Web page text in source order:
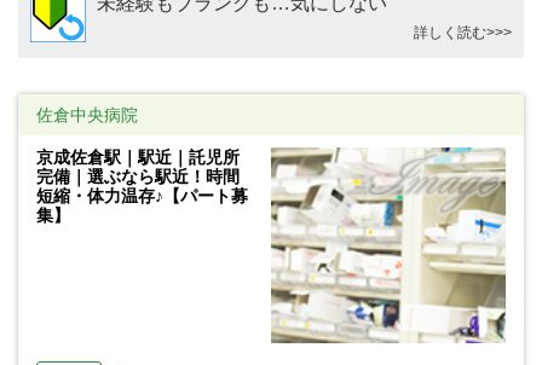
詳しく読む>>>
佐倉中央病院
京成佐倉駅｜駅近｜託児所
完備｜選ぶなら駅近！時間
短縮・体力温存♪【パート募
集】